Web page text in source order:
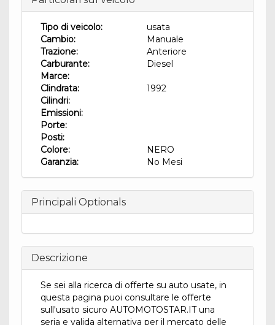
Tipo di veicolo:
usata
Cambio:
Manuale
Trazione:
Anteriore
Carburante:
Diesel
Marce:
Clindrata:
1992
Cilindri:
Emissioni:
Porte:
Posti:
Colore:
NERO
Garanzia:
No Mesi
Principali Optionals
Descrizione
Se sei alla ricerca di offerte su auto usate, in
questa pagina puoi consultare le offerte
sull'usato sicuro AUTOMOTOSTAR.IT una
seria e valida alternativa per il mercato delle